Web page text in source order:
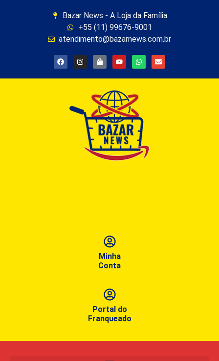
Bazar News - A Loja da Família
+55 (11) 99676-9001
atendimento@bazarnews.com.br
Minha
Conta
Portal do
Franqueado